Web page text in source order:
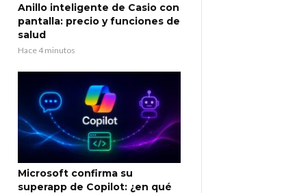
Anillo inteligente de Casio con
pantalla: precio y funciones de
salud
Hace 4 minutos
Microsoft confirma su
superapp de Copilot: ¿en qué